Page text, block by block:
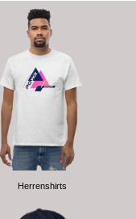
Herrenshirts